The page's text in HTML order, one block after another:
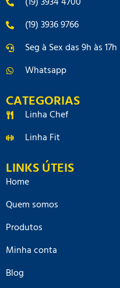
(19) 3936 9766
Seg à Sex das 9h às 17h
Whatsapp
CATEGORIAS
Linha Chef
Linha Fit
LINKS ÚTEIS
Home
Quem somos
Produtos
Minha conta
Blog